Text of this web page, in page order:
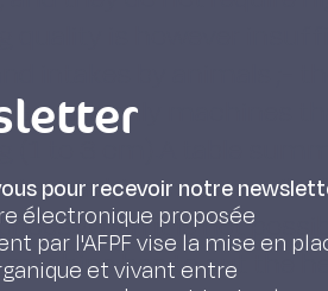
quality is however
intakes by animals ;-
are the only machines
(1 to 3 cm).A table
machines now
it is not
has to cut the
pour recevoir notre
électronique proposée
par l'AFPF vise la mise en
et vivant entre